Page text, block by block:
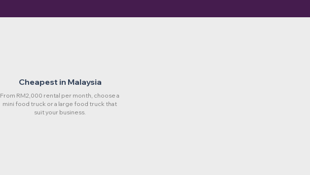
Cheapest in Malaysia
From RM2,000 rental per month, choose a
mini food truck or a large food truck that
suit your business.